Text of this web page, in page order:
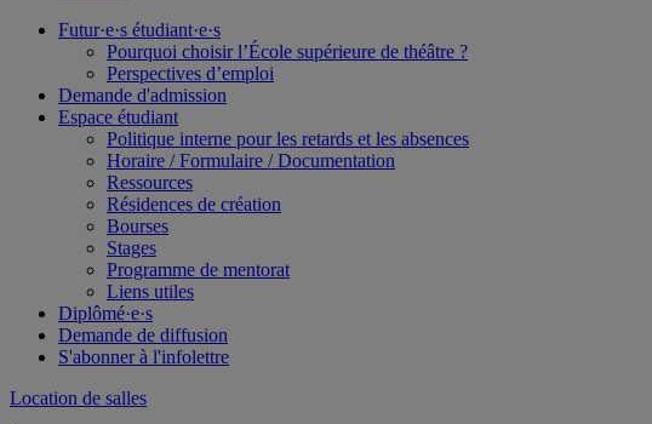
Futur·e·s étudiant·e·s
Pourquoi choisir l’École supérieure de théâtre ?
Perspectives d’emploi
Demande d'admission
Espace étudiant
Politique interne pour les retards et les absences
Horaire / Formulaire / Documentation
Ressources
Résidences de création
Bourses
Stages
Programme de mentorat
Liens utiles
Diplômé·e·s
Demande de diffusion
S'abonner à l'infolettre
Location de salles